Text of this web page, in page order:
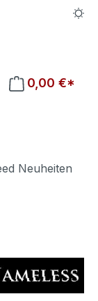
Produkte auf
0,00 €*
Neuheiten